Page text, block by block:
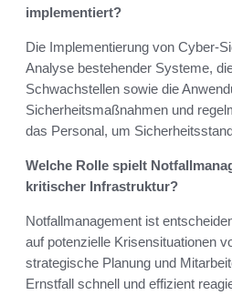
implementiert?
Die Implementierung von Cyber-
Analyse bestehender Systeme,
Schwachstellen sowie die
Sicherheitsmaßnahmen und
das Personal, um
Welche Rolle spielt
kritischer Infrastruktur?
Notfallmanagement ist
auf potenzielle Krisensituationen
strategische Planung und
Ernstfall schnell und effizient